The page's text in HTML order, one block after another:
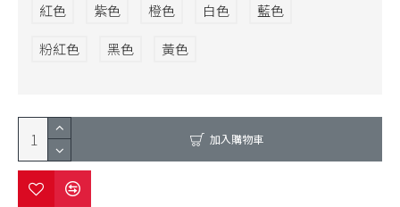
紅色
紫色 橙色 白色 藍色
粉紅色 黑色 黃色
加入購物車